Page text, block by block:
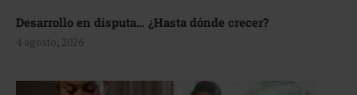
Desarrollo en disputa… ¿Hasta dónde crecer?
4 agosto, 2026